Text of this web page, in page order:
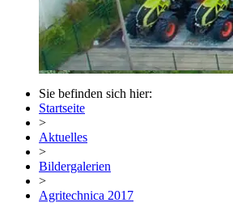
Sie befinden sich hier:
Startseite
>
Aktuelles
>
Bildergalerien
>
Agritechnica 2017